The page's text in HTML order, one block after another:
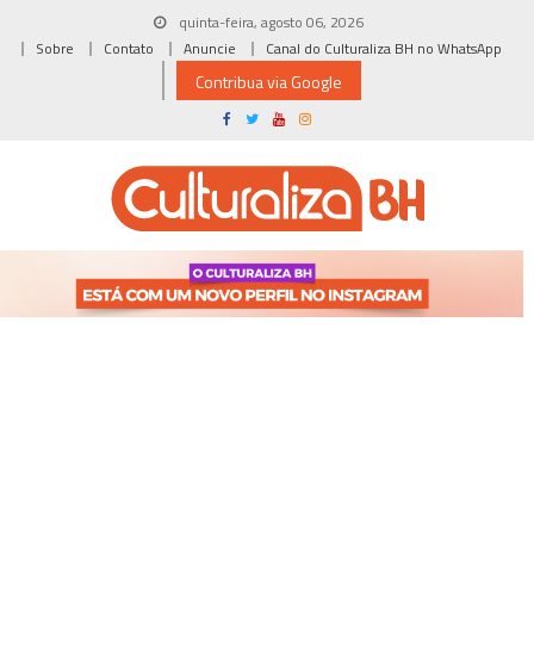
quinta-feira, agosto 06, 2026
Sobre
Contato Anuncie Canal do Culturaliza BH no WhatsApp
Contribua via Google